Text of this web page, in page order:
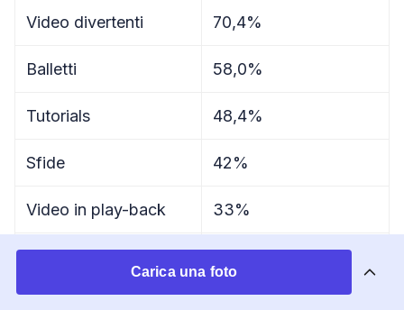
Video divertenti 70,4%
Balletti 58,0%
Tutorials 48,4%
Sfide 42%
Video in play-back 33%
migliorano la vita
32,6%
Carica una foto